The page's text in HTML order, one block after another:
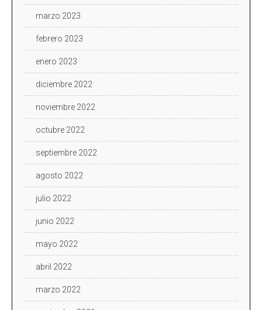
marzo 2023
febrero 2023
enero 2023
diciembre 2022
noviembre 2022
octubre 2022
septiembre 2022
agosto 2022
julio 2022
junio 2022
mayo 2022
abril 2022
marzo 2022